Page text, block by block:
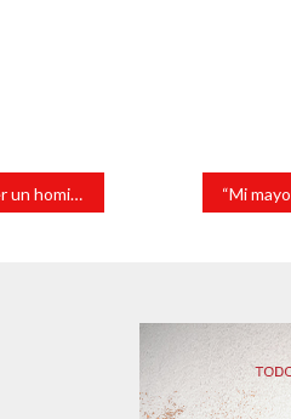
homicidio